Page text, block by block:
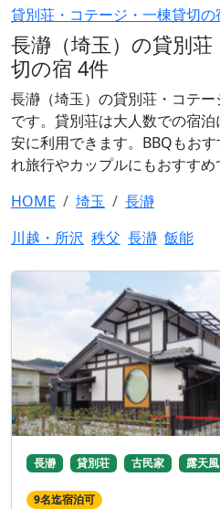
貸別荘・コテージ・一棟貸切の
長瀞（埼玉）の貸別
切の宿 4件
長瀞（埼玉）の貸別荘・コテ
です。貸別荘は大人数での宿
安に利用できます。BBQもお
れ旅行やカップルにもおすすめ
HOME
埼玉
長瀞
川越・所沢 秩父 長瀞 飯能
長瀞 貸別荘 古民家 露天
9名迄宿泊可